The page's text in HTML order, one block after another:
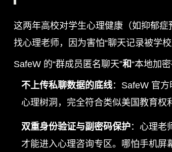
这两年高校对学生心理健康（如抑郁
找心理老师，因为害怕“聊天记录被学校
SafeW 的“群成员匿名聊天”和“本地加
不上传私聊数据的底线：SafeW 官
心理树洞，完全符合类似美国教育权
双重身份验证与副密码保护：心理老
才能进入心理咨询专区。哪怕手机屏